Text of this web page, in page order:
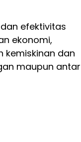
efektivitas
ekonomi,
kemiskinan dan
maupun antar